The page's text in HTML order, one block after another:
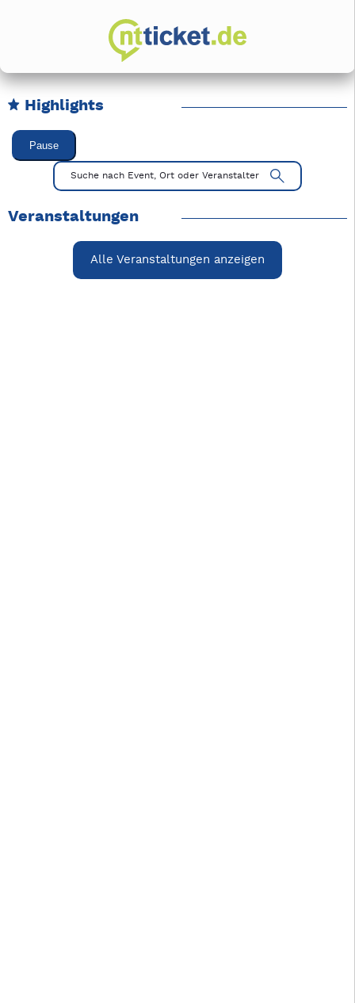
Highlights
Karussell Veranstaltungen überspringen
Pause
Mit Tab zu den Steuerelementen wechseln. Mit Pfeiltasten
Suche nach Event, Ort oder Veranstalter
Veranstaltungen
Alle Veranstaltungen anzeigen